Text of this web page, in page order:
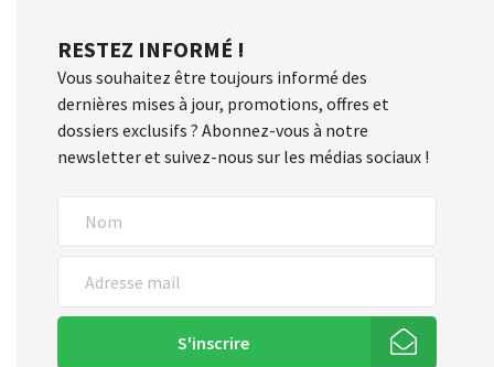
RESTEZ INFORMÉ !
Vous souhaitez être toujours informé des
dernières mises à jour, promotions, offres et
dossiers exclusifs ? Abonnez-vous à notre
newsletter et suivez-nous sur les médias sociaux !
S'inscrire